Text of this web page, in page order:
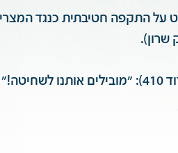
הוחלט על התקפה חטיבתית
שרון).
יהודה גלר המג"ד (גדוד 410):